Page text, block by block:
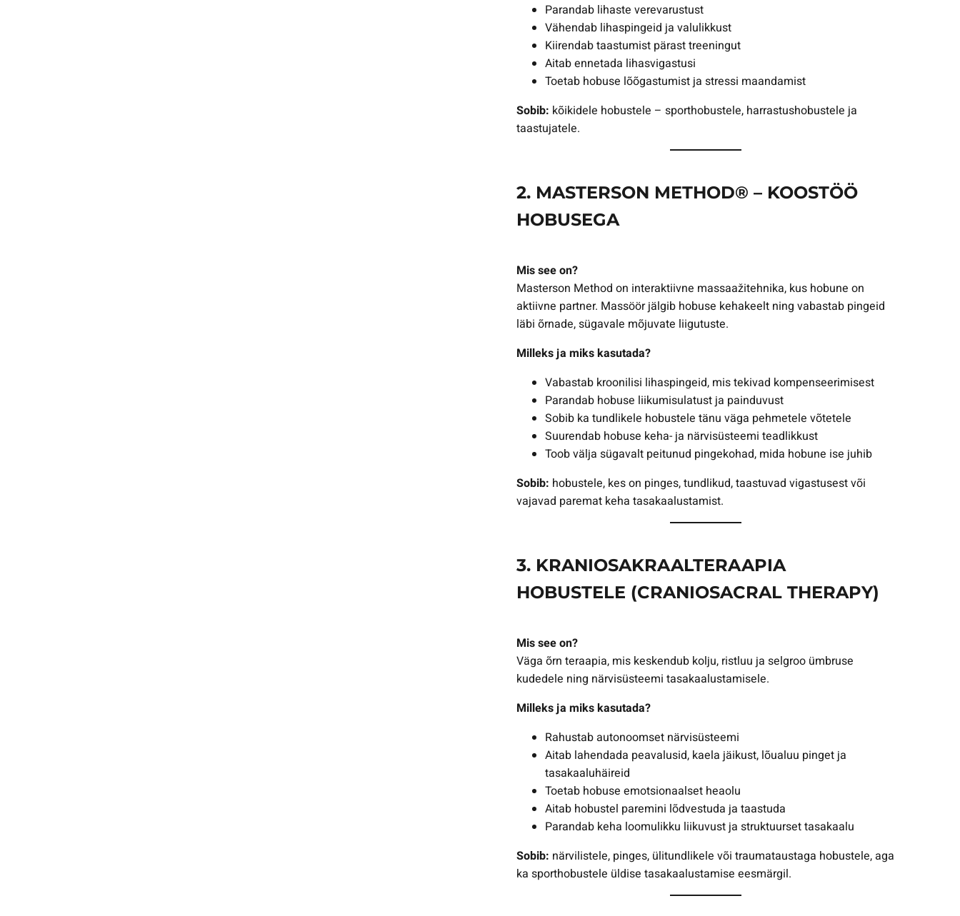
Parandab lihaste verevarustust
Vähendab lihaspingeid ja valulikkust
Kiirendab taastumist pärast treeningut
Aitab ennetada lihasvigastusi
Toetab hobuse lõõgastumist ja stressi maandamist
Sobib: kõikidele hobustele – sporthobustele, harrastushobustele ja
taastujatele.
2. MASTERSON METHOD® – KOOSTÖÖ
HOBUSEGA
Mis see on?
Masterson Method on interaktiivne massaažitehnika, kus hobune on
aktiivne partner. Massöör jälgib hobuse kehakeelt ning vabastab pingeid
läbi õrnade, sügavale mõjuvate liigutuste.
Milleks ja miks kasutada?
Vabastab kroonilisi lihaspingeid, mis tekivad kompenseerimisest
Parandab hobuse liikumisulatust ja painduvust
Sobib ka tundlikele hobustele tänu väga pehmetele võtetele
Suurendab hobuse keha- ja närvisüsteemi teadlikkust
Toob välja sügavalt peitunud pingekohad, mida hobune ise juhib
Sobib: hobustele, kes on pinges, tundlikud, taastuvad vigastusest või
vajavad paremat keha tasakaalustamist.
3. KRANIOSAKRAALTERAAPIA
HOBUSTELE (CRANIOSACRAL THERAPY)
Mis see on?
Väga õrn teraapia, mis keskendub kolju, ristluu ja selgroo ümbruse
kudedele ning närvisüsteemi tasakaalustamisele.
Milleks ja miks kasutada?
Rahustab autonoomset närvisüsteemi
Aitab lahendada peavalusid, kaela jäikust, lõualuu pinget ja
tasakaaluhäireid
Toetab hobuse emotsionaalset heaolu
Aitab hobustel paremini lõdvestuda ja taastuda
Parandab keha loomulikku liikuvust ja struktuurset tasakaalu
Sobib: närvilistele, pinges, ülitundlikele või traumataustaga hobustele, aga
ka sporthobustele üldise tasakaalustamise eesmärgil.